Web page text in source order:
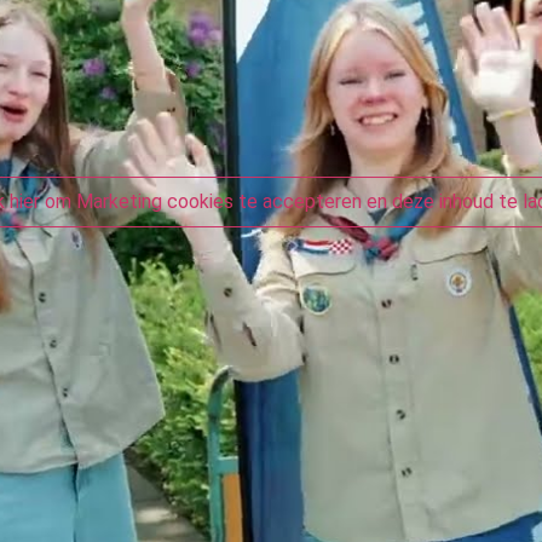
hier om Marketing cookies te accepteren en deze inhoud te